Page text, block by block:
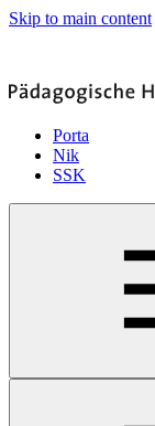
Skip to main content
Porta
Nik
SSK